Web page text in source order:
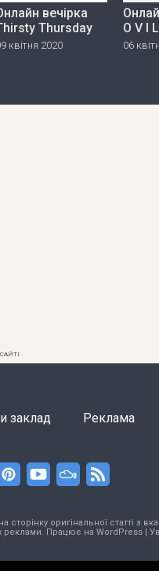
вечірка
Thursday
квітня 2020
O V I
06
заклад Реклама
оригінальної статті з
реклами. Працює на WordPress|